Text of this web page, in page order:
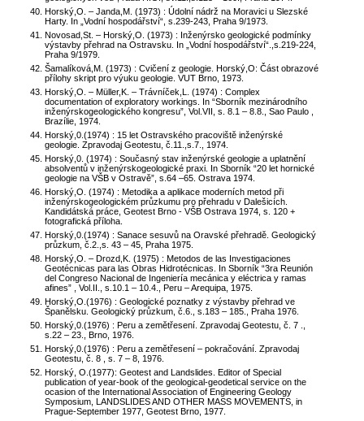
Horský,O. – Janda,M. (1973) : Údolní nádrž na Moravici u Slezské
Harty. In „Vodní hospodářství“, s.239-243, Praha 9/1973.
Novosad,St. – Horský,O. (1973) : Inženýrsko geologické podmínky
výstavby přehrad na Ostravsku. In „Vodní hospodářství“.,s.219-224,
Praha 9/1979.
Šamalíková,M. (1973) : Cvičení z geologie. Horský,O: Část obrazové
přílohy skript pro výuku geologie. VUT Brno, 1973.
Horský,O. – Müller,K. – Trávníček,L. (1974) : Complex
documentation of exploratory workings. In “Sborník mezinárodního
inženýrskogeologického kongresu”, Vol.VII, s. 8.1 – 8.8., Sao Paulo ,
Brazílie, 1974.
Horský,0.(1974) : 15 let Ostravského pracoviště inženýrské
geologie. Zpravodaj Geotestu, č.11.,s.7., 1974.
Horský,0. (1974) : Současný stav inženýrské geologie a uplatnění
absolventů v inženýrskogeologické praxi. In Sborník “20 let hornické
geologie na VŠB v Ostravě”, s.64 –65. Ostrava 1974.
Horský,O. (1974) : Metodika a aplikace moderních metod při
inženýrskogeologickém průzkumu pro přehradu v Dalešicích.
Kandidátská práce, Geotest Brno - VŠB Ostrava 1974, s. 120 +
fotografická příloha.
Horský,0.(1974) : Sanace sesuvů na Oravské přehradě. Geologický
průzkum, č.2.,s. 43 – 45, Praha 1975.
Horský,O. – Drozd,K. (1975) : Metodos de las Investigaciones
Geotécnicas para las Obras Hidrotécnicas. In Sborník “3ra Reunión
del Congreso Nacional de Ingeniería mecánica y eléctrica y ramas
afines” , Vol.II., s.10.1 – 10.4., Peru – Arequipa, 1975.
Horský,O.(1976) : Geologické poznatky z výstavby přehrad ve
Španělsku. Geologický průzkum, č.6., s.183 – 185., Praha 1976.
Horský,0.(1976) : Peru a zemětřesení. Zpravodaj Geotestu, č. 7 .,
s.22 – 23., Brno, 1976.
Horský,0.(1976) : Peru a zemětřesení – pokračování. Zpravodaj
Geotestu, č. 8 , s. 7 – 8, 1976.
Horský, O.(1977): Geotest and Landslides. Editor of Special
publication of year-book of the geological-geodetical service on the
ocasion of the International Association of Engineering Geology
Symposium, LANDSLIDES AND OTHER MASS MOVEMENTS, in
Prague-September 1977, Geotest Brno, 1977.